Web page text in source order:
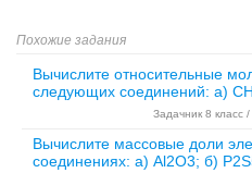
Похожие задания
Вычислите относительные
следующих соединений: а)
Задачник 8 класс
Вычислите массовые доли
соединениях: а) Al2O3; б)